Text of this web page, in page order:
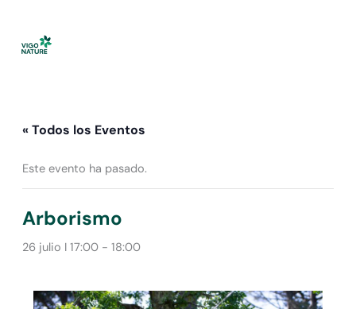
contenido
« Todos los Eventos
Este evento ha pasado.
Arborismo
26 julio I 17:00- 18:00